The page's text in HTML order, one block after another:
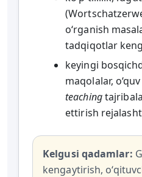
o‘rganish
tadqiqotlar
keyingi
maqolalar,
teaching
ettirish
Kelgusi qadamlar:
kengaytirish,